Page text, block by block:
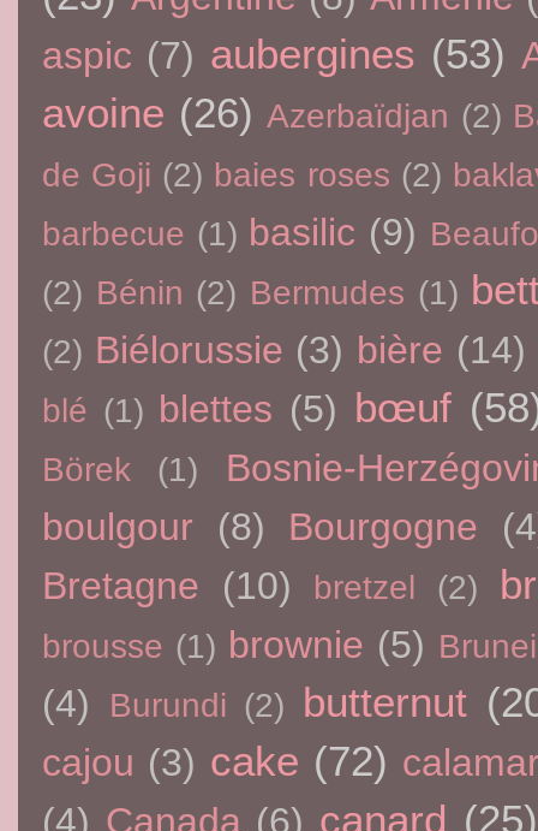
aspic (7) aubergines (53)
avoine (26) Azerbaïdjan (2)
de Goji (2) baies roses (2)
barbecue (1) basilic (9)
(2) Bénin (2) Bermudes (1)
(2) Biélorussie (3) bière (14)
blé (1) blettes (5) bœuf
Börek (1)
Bosnie-
boulgour
(8) Bourgogne
Bretagne
(10) bretzel (2)
brousse (1) brownie (5) Brunei
(4) Burundi (2) butternut
cajou (3) cake (72)
(4) Canada (6) canard (25)